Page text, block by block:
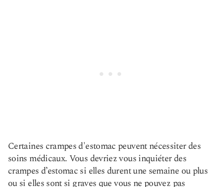
Certaines crampes d'estomac peuvent nécessiter des
soins médicaux. Vous devriez vous inquiéter des
crampes d’estomac si elles durent une semaine ou plus
ou si elles sont si graves que vous ne pouvez pas